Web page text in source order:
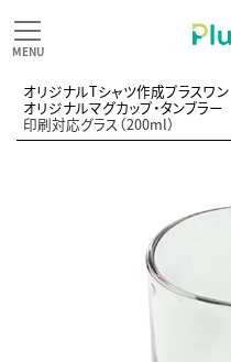
オリジナルTシャツ作成プラスワン
オリジナルマグカップ・タンブラー
印刷対応グラス（200ml）